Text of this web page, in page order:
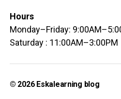
Hours
Monday–Friday:
Saturday : 11:00AM–3:00PM
© 2026 Eskalearning blog